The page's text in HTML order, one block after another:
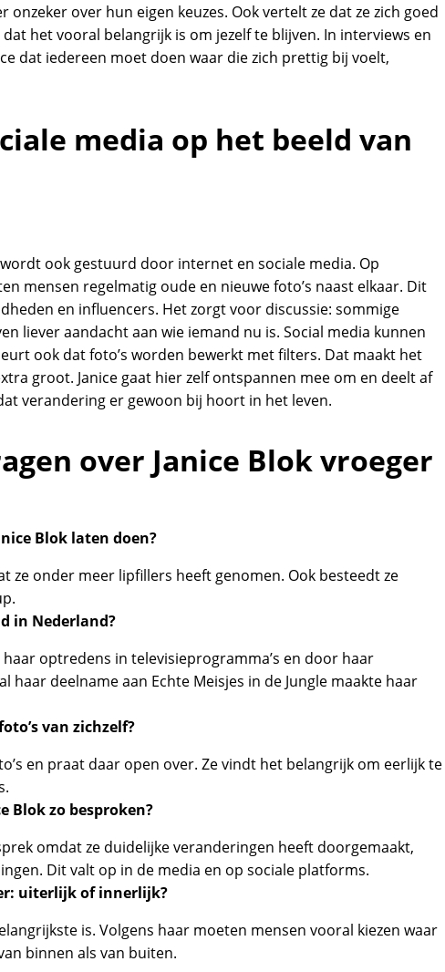
over hun eigen keuzes. Ook vertelt ze dat ze zich goed
het vooral belangrijk is om jezelf te blijven. In interviews en
dat iedereen moet doen waar die zich prettig bij voelt,
media op het beeld van
ook gestuurd door internet en sociale media. Op
mensen regelmatig oude en nieuwe foto’s naast elkaar. Dit
en influencers. Het zorgt voor discussie: sommige
liever aandacht aan wie iemand nu is. Social media kunnen
ook dat foto’s worden bewerkt met filters. Dat maakt het
groot. Janice gaat hier zelf ontspannen mee om en deelt af
verandering er gewoon bij hoort in het leven.
over Janice Blok vroeger
Blok laten doen?
ze onder meer lipfillers heeft genomen. Ook besteedt ze
in Nederland?
optredens in televisieprogramma’s en door haar
haar deelname aan Echte Meisjes in de Jungle maakte haar
van zichzelf?
en praat daar open over. Ze vindt het belangrijk om eerlijk te
Blok zo besproken?
omdat ze duidelijke veranderingen heeft doorgemaakt,
Dit valt op in de media en op sociale platforms.
uiterlijk of innerlijk?
is. Volgens haar moeten mensen vooral kiezen waar
binnen als van buiten.